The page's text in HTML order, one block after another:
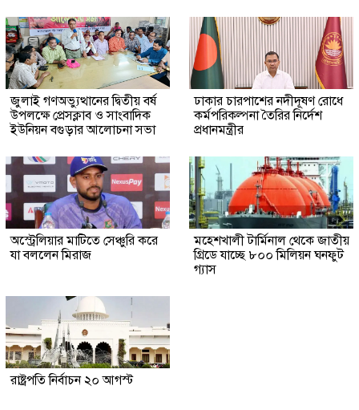
জুলাই গণঅভ্যুত্থানের দ্বিতীয় বর্ষ
উপলক্ষে প্রেসক্লাব ও সাংবাদিক
ইউনিয়ন বগুড়ার আলোচনা সভা
ঢাকার চারপাশের নদীদূষণ রোধে
কর্মপরিকল্পনা তৈরির নির্দেশ
প্রধানমন্ত্রীর
অস্ট্রেলিয়ার মাটিতে সেঞ্চুরি করে
যা বললেন মিরাজ
মহেশখালী টার্মিনাল থেকে জাতীয়
গ্রিডে যাচ্ছে ৮০০ মিলিয়ন ঘনফুট
গ্যাস
রাষ্ট্রপতি নির্বাচন ২০ আগস্ট